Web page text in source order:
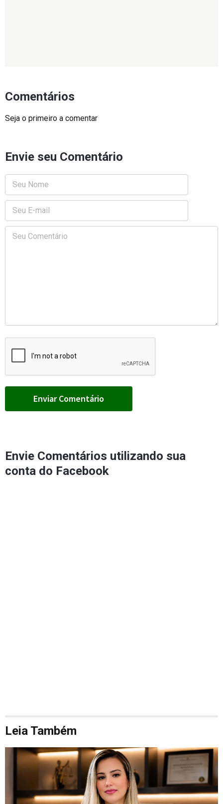
Comentários
Seja o primeiro a comentar
Envie seu Comentário
Envie Comentários utilizando sua
conta do Facebook
Leia Também